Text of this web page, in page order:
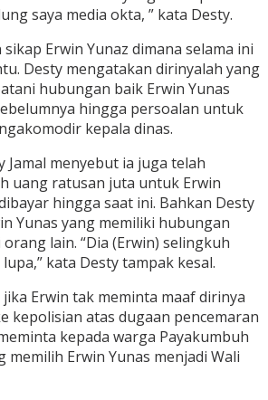
saya media okta, ” kata Desty.
Erwin Yunaz dimana selama ini
Desty mengatakan dirinyalah yang
hubungan baik Erwin Yunas
hingga persoalan untuk
kepala dinas.
Jamal menyebut ia juga telah
uang ratusan juta untuk Erwin
hingga saat ini. Bahkan Desty
Yunas yang memiliki hubungan
lain. “Dia (Erwin) selingkuh
kata Desty tampak kesal.
Erwin tak meminta maaf dirinya
kepolisian atas dugaan pencemaran
kepada warga Payakumbuh
Erwin Yunas menjadi Wali